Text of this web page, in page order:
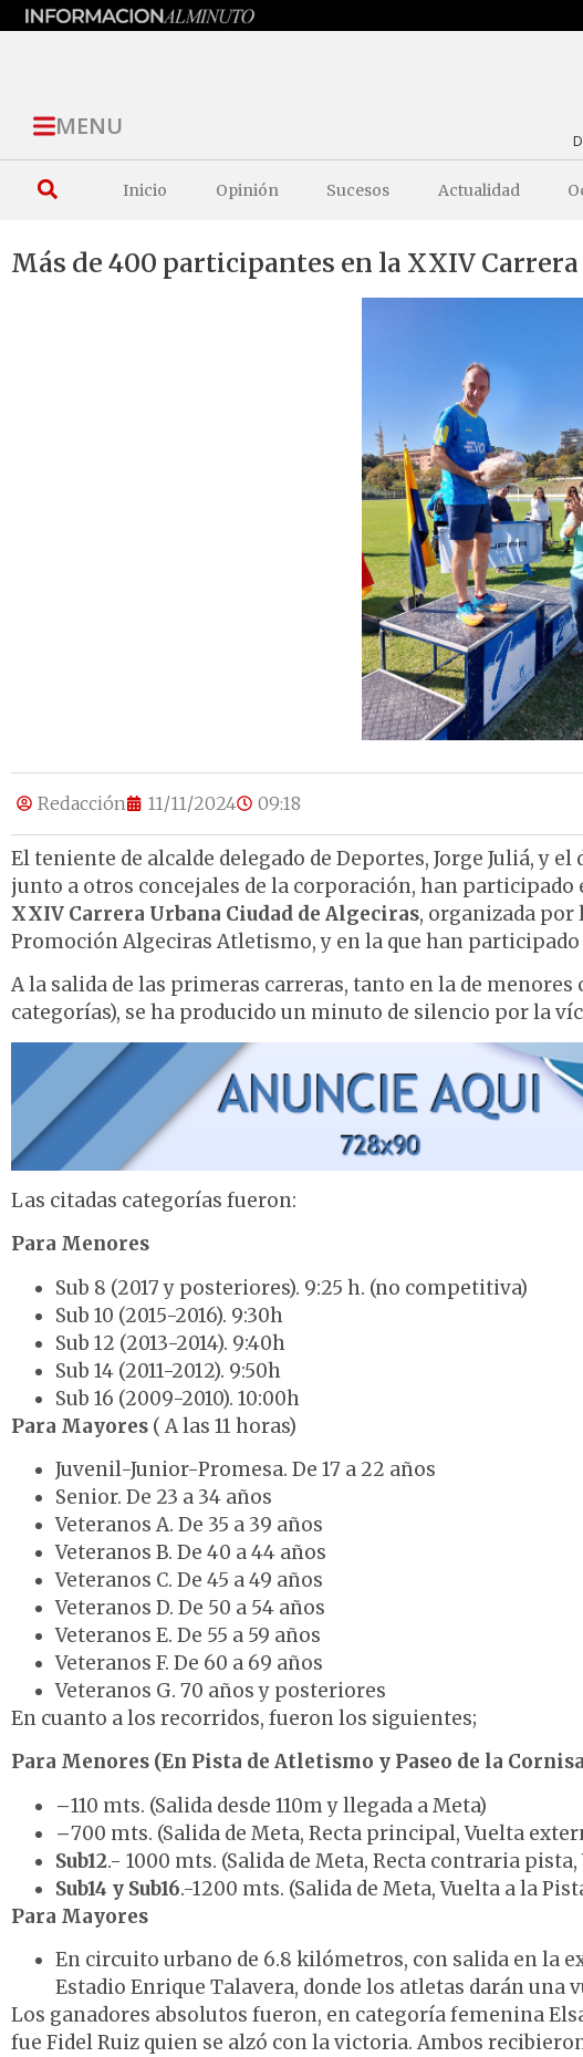
MENU
Inicio Opinión Sucesos Actualidad
Más de 400 participantes en la XXIV
Redacción 11/11/2024 09:18
El teniente de alcalde delegado de Deportes, Jorge Juliá, y
junto a otros concejales de la corporación, han
XXIV Carrera Urbana Ciudad de Algeciras, organizada por
Promoción Algeciras Atletismo, y en la que han participado
A la salida de las primeras carreras, tanto en la de
categorías), se ha producido un minuto de silencio por la
Las citadas categorías fueron:
Para Menores
Sub 8 (2017 y posteriores). 9:25 h. (no competitiva)
Sub 10 (2015-2016). 9:30h
Sub 12 (2013-2014). 9:40h
Sub 14 (2011-2012). 9:50h
Sub 16 (2009-2010). 10:00h
Para Mayores ( A las 11 horas)
Juvenil-Junior-Promesa. De 17 a 22 años
Senior. De 23 a 34 años
Veteranos A. De 35 a 39 años
Veteranos B. De 40 a 44 años
Veteranos C. De 45 a 49 años
Veteranos D. De 50 a 54 años
Veteranos E. De 55 a 59 años
Veteranos F. De 60 a 69 años
Veteranos G. 70 años y posteriores
En cuanto a los recorridos, fueron los siguientes;
Para Menores (En Pista de Atletismo y Paseo de la
–110 mts. (Salida desde 110m y llegada a Meta)
–700 mts. (Salida de Meta, Recta principal, Vuelta
Sub12.- 1000 mts. (Salida de Meta, Recta contraria
Sub14 y Sub16.-1200 mts. (Salida de Meta, Vuelta a la
Para Mayores
En circuito urbano de 6.8 kilómetros, con salida en la
Estadio Enrique Talavera, donde los atletas darán una
Los ganadores absolutos fueron, en categoría femenina
fue Fidel Ruiz quien se alzó con la victoria. Ambos